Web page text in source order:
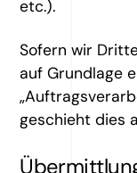
etc.).
Sofern wir
auf Grundlage
geschieht dies